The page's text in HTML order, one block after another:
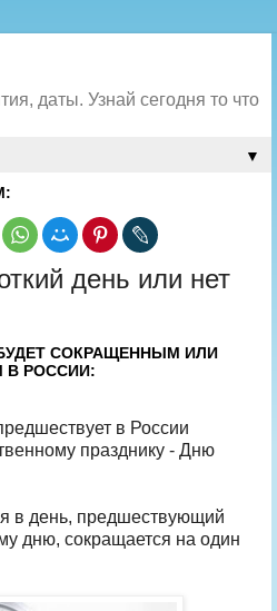
даты. Узнай сегодня то что
▼
день или нет
СОКРАЩЕННЫМ ИЛИ
РОССИИ:
в России
празднику - Дню
в день, предшествующий
дню, сокращается на один